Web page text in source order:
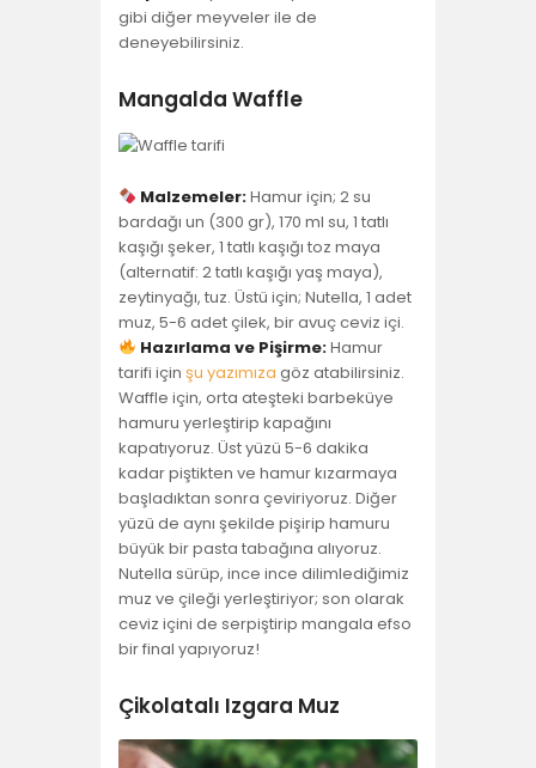
gibi diğer meyveler ile de
deneyebilirsiniz.
Mangalda Waffle
Malzemeler:Hamur için; 2 su
bardağı un (300 gr), 170 ml su, 1 tatlı
kaşığı şeker, 1 tatlı kaşığı toz maya
(alternatif: 2 tatlı kaşığı yaş maya),
zeytinyağı, tuz. Üstü için; Nutella, 1 adet
muz, 5-6 adet çilek, bir avuç ceviz içi.
Hazırlama ve Pişirme:Hamur
tarifi için şu yazımıza göz atabilirsiniz.
Waffle için, orta ateşteki barbeküye
hamuru yerleştirip kapağını
kapatıyoruz. Üst yüzü 5-6 dakika
kadar piştikten ve hamur kızarmaya
başladıktan sonra çeviriyoruz. Diğer
yüzü de aynı şekilde pişirip hamuru
büyük bir pasta tabağına alıyoruz.
Nutella sürüp, ince ince dilimlediğimiz
muz ve çileği yerleştiriyor; son olarak
ceviz içini de serpiştirip mangala efso
bir final yapıyoruz!
Çikolatalı Izgara Muz